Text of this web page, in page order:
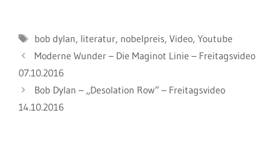
Schlagwörter
bob dylan, literatur, nobelpreis, Video, Youtube
Moderne Wunder – Die Maginot Linie – Freitagsvideo
07.10.2016
Bob Dylan – „Desolation Row“ – Freitagsvideo
14.10.2016